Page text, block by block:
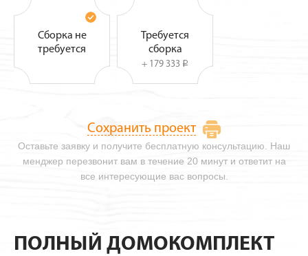
Сборка не
требуется
Требуется
сборка
+ 179 333 i
Оставьте заявку и получите бесплатную консультацию. Наш
менджер перезвонит вам в течение 20 минут и ответит на
все интересующие вас вопросы.
Сохранить проект
ПОЛНЫЙ ДОМОКОМПЛЕКТ